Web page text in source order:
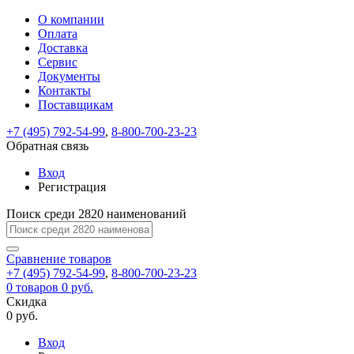
ВходРегистрация
Только
test@example.com
отправлена
по
ней
для
регистрации.
Ок
Только
Запомнить
меня
Забыли
Восстановление
пароля
Заполните
форму.
Мы
отправим
ссылку
на
указанный
электронный
адрес,
перейдя
по
которой
вы
новый
На
вашу
test@test.ru
отправлена
ссылка.
Перейдите
по
для
смены
пароля.
Введите
новый
пароль
Сменить
Пароль
успешно
Войти
Обратная
связь
Сообщение
пользовательского
соглашения
Ваше
сообщение
успешно
О компании
Оплата
Доставка
Сервис
Документы
Контакты
Поставщикам
+7 (495) 792-54-99, 8-800-700-23-23
Обратная связь
Вход
Регистрация
Поиск среди 2820 наименований
Сравнение товаров
+7 (495) 792-54-99, 8-800-700-23-23
0 товаров 0 руб.
Скидка
0 руб.
Вход